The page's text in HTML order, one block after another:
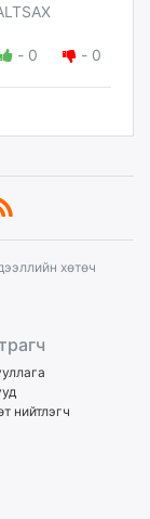
- 0 - 0
хөтөч
нийтлэгч